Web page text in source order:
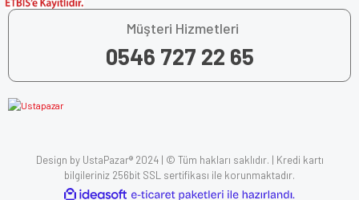
Müşteri Hizmetleri
0546 727 22 65
Design by UstaPazar® 2024 | © Tüm hakları saklıdır. | Kredi kartı
bilgileriniz 256bit SSL sertifikası ile korunmaktadır.
ideasoft e-